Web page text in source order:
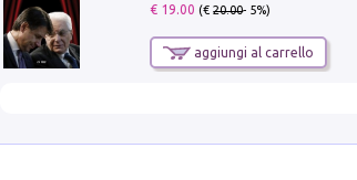
€ 19.00 (€20.00- 5%)
aggiungi al carrello